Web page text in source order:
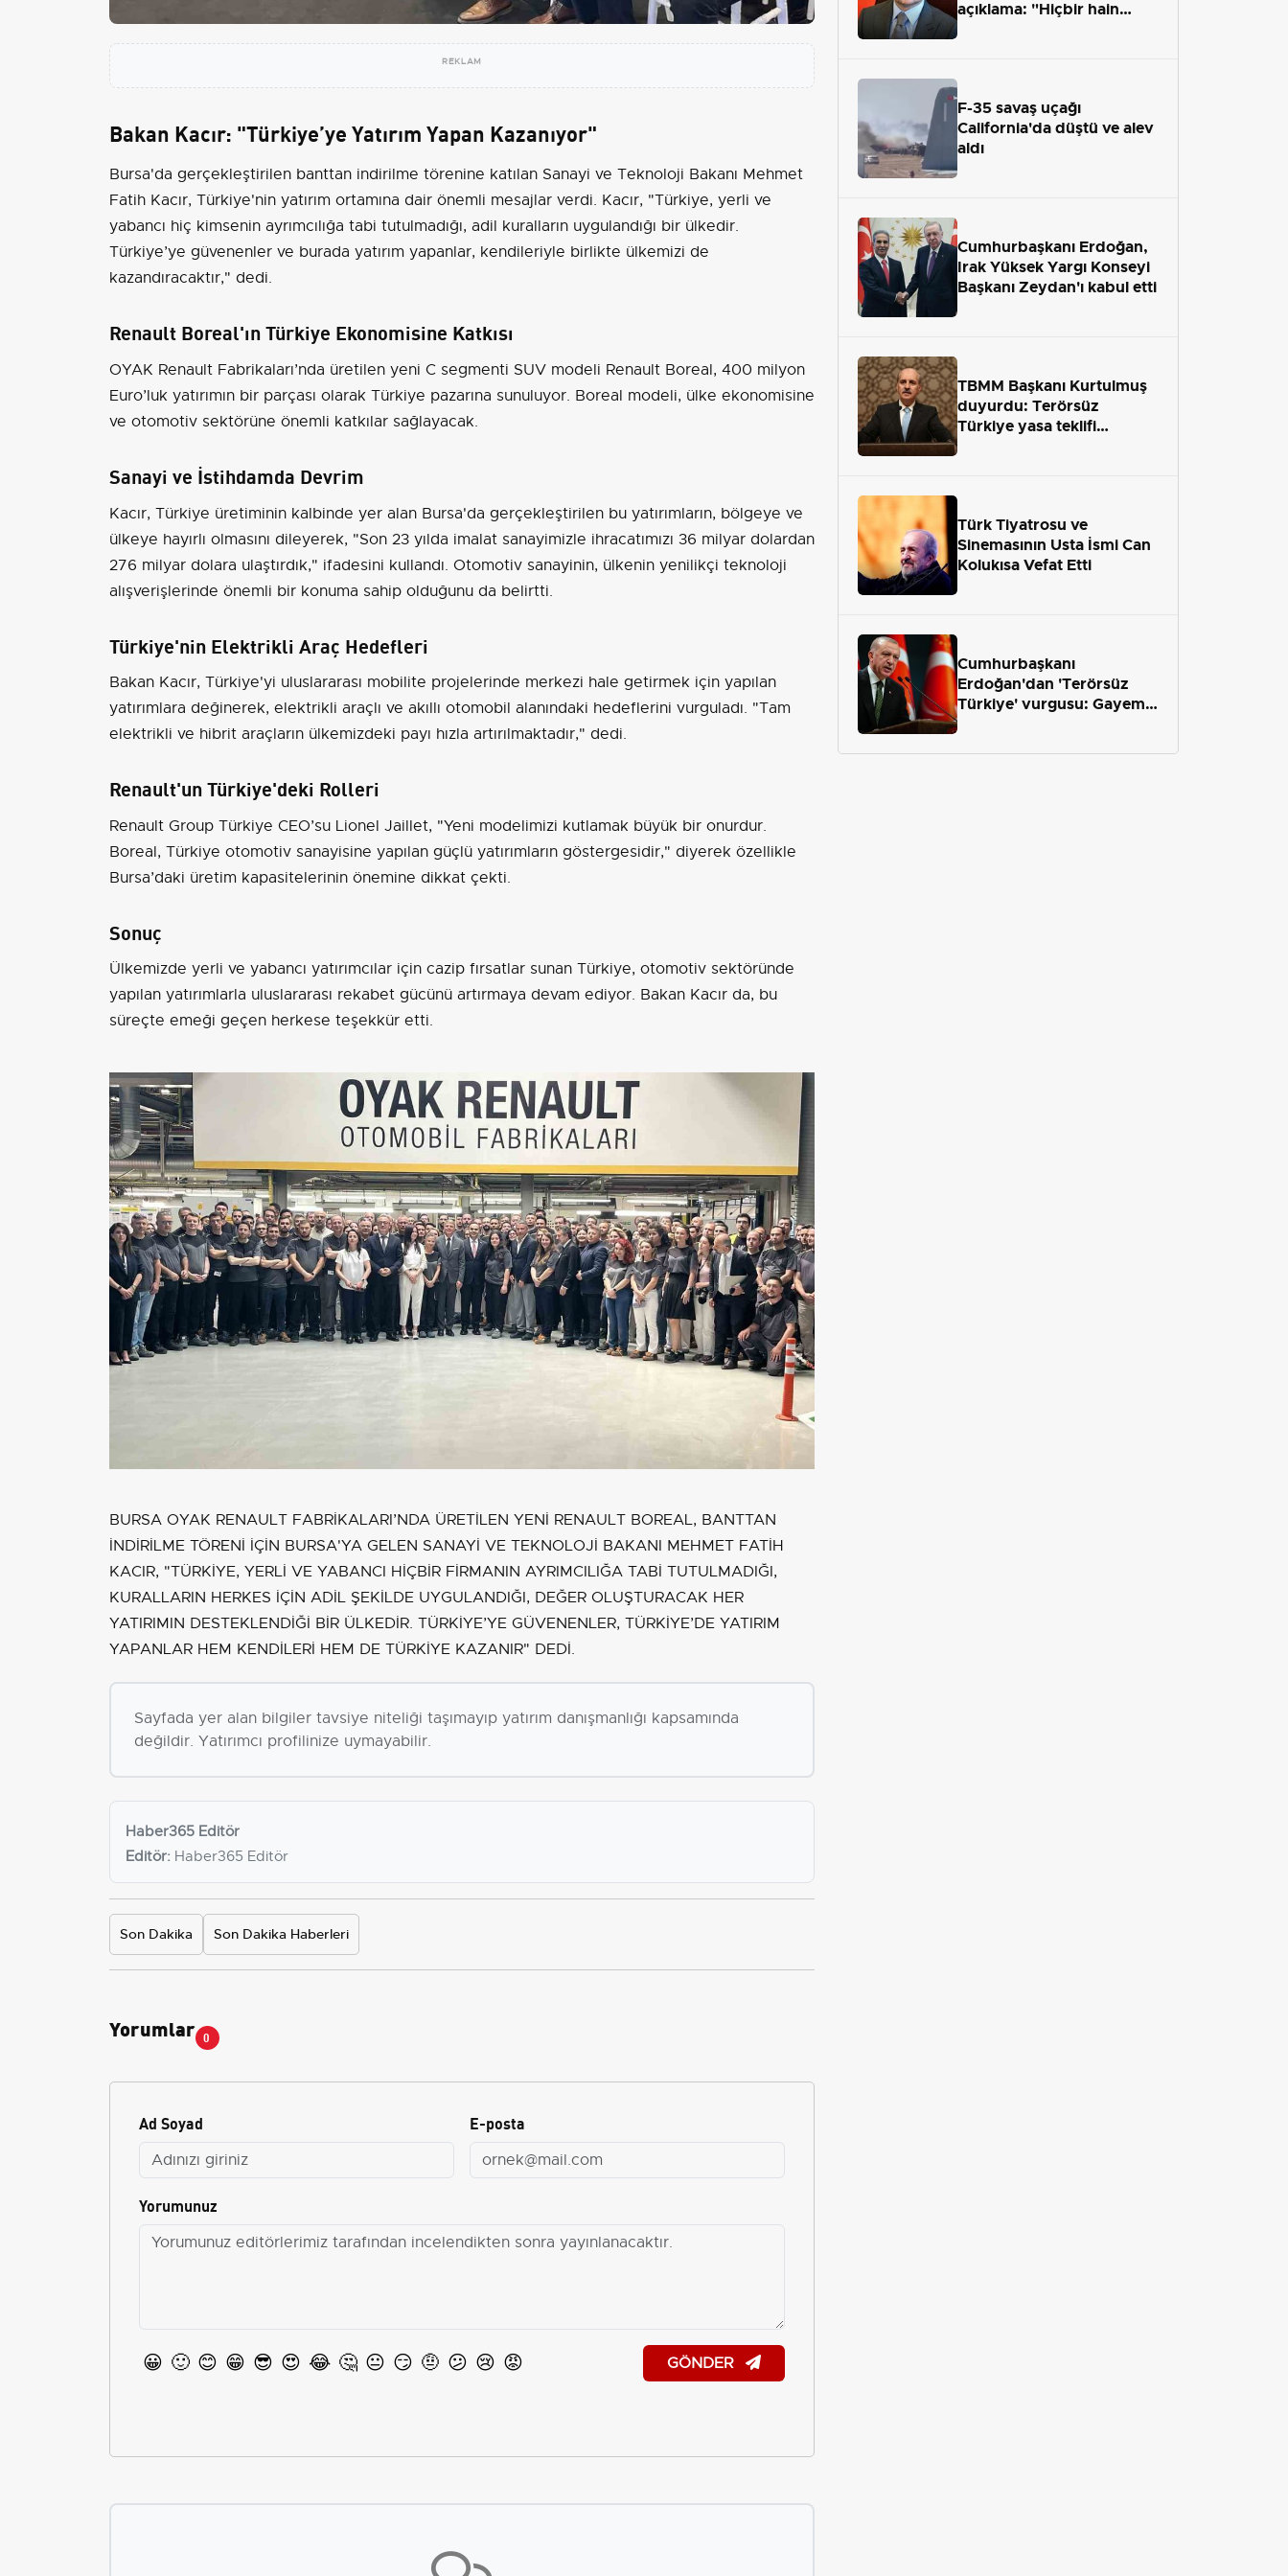
REKLAM
Bakan Kacır: "Türkiye’ye Yatırım Yapan Kazanıyor"
Bursa'da gerçekleştirilen banttan indirilme törenine katılan Sanayi ve Teknoloji Bakanı Mehmet
Fatih Kacır, Türkiye'nin yatırım ortamına dair önemli mesajlar verdi. Kacır, "Türkiye, yerli ve
yabancı hiç kimsenin ayrımcılığa tabi tutulmadığı, adil kuralların uygulandığı bir ülkedir.
Türkiye’ye güvenenler ve burada yatırım yapanlar, kendileriyle birlikte ülkemizi de
kazandıracaktır," dedi.
Renault Boreal'ın Türkiye Ekonomisine Katkısı
OYAK Renault Fabrikaları’nda üretilen yeni C segmenti SUV modeli Renault Boreal, 400 milyon
Euro’luk yatırımın bir parçası olarak Türkiye pazarına sunuluyor. Boreal modeli, ülke ekonomisine
ve otomotiv sektörüne önemli katkılar sağlayacak.
Sanayi ve İstihdamda Devrim
Kacır, Türkiye üretiminin kalbinde yer alan Bursa'da gerçekleştirilen bu yatırımların, bölgeye ve
ülkeye hayırlı olmasını dileyerek, "Son 23 yılda imalat sanayimizle ihracatımızı 36 milyar dolardan
276 milyar dolara ulaştırdık," ifadesini kullandı. Otomotiv sanayinin, ülkenin yenilikçi teknoloji
alışverişlerinde önemli bir konuma sahip olduğunu da belirtti.
Türkiye'nin Elektrikli Araç Hedefleri
Bakan Kacır, Türkiye'yi uluslararası mobilite projelerinde merkezi hale getirmek için yapılan
yatırımlara değinerek, elektrikli araçlı ve akıllı otomobil alanındaki hedeflerini vurguladı. "Tam
elektrikli ve hibrit araçların ülkemizdeki payı hızla artırılmaktadır," dedi.
Renault'un Türkiye'deki Rolleri
Renault Group Türkiye CEO’su Lionel Jaillet, "Yeni modelimizi kutlamak büyük bir onurdur.
Boreal, Türkiye otomotiv sanayisine yapılan güçlü yatırımların göstergesidir," diyerek özellikle
Bursa’daki üretim kapasitelerinin önemine dikkat çekti.
Sonuç
Ülkemizde yerli ve yabancı yatırımcılar için cazip fırsatlar sunan Türkiye, otomotiv sektöründe
yapılan yatırımlarla uluslararası rekabet gücünü artırmaya devam ediyor. Bakan Kacır da, bu
süreçte emeği geçen herkese teşekkür etti.
BURSA OYAK RENAULT FABRİKALARI’NDA ÜRETİLEN YENİ RENAULT BOREAL, BANTTAN
İNDİRİLME TÖRENİ İÇİN BURSA'YA GELEN SANAYİ VE TEKNOLOJİ BAKANI MEHMET FATİH
KACIR, "TÜRKİYE, YERLİ VE YABANCI HİÇBİR FİRMANIN AYRIMCILIĞA TABİ TUTULMADIĞI,
KURALLARIN HERKES İÇİN ADİL ŞEKİLDE UYGULANDIĞI, DEĞER OLUŞTURACAK HER
YATIRIMIN DESTEKLENDİĞİ BİR ÜLKEDİR. TÜRKİYE’YE GÜVENENLER, TÜRKİYE’DE YATIRIM
YAPANLAR HEM KENDİLERİ HEM DE TÜRKİYE KAZANIR" DEDİ.
Sayfada yer alan bilgiler tavsiye niteliği taşımayıp yatırım danışmanlığı kapsamında
değildir. Yatırımcı profilinize uymayabilir.
Haber365 Editör
Editör: Haber365 Editör
Son Dakika Son Dakika Haberleri
Yorumlar 0
Ad Soyad E-posta
Yorumunuz
😀 🙂 😊 😁 😎 😍 😂 🤔 😐 😏 🤨 😕 😢 😡 GÖNDER
açıklama: "Hiçbir hain
F-35 savaş uçağı
California'da düştü ve alev
aldı
Cumhurbaşkanı Erdoğan,
Irak Yüksek Yargı Konseyi
Başkanı Zeydan'ı kabul etti
TBMM Başkanı Kurtulmuş
duyurdu: Terörsüz
Türkiye yasa teklifi
Türk Tiyatrosu ve
Sinemasının Usta İsmi Can
Kolukısa Vefat Etti
Cumhurbaşkanı
Erdoğan'dan 'Terörsüz
Türkiye' vurgusu: Gayemiz